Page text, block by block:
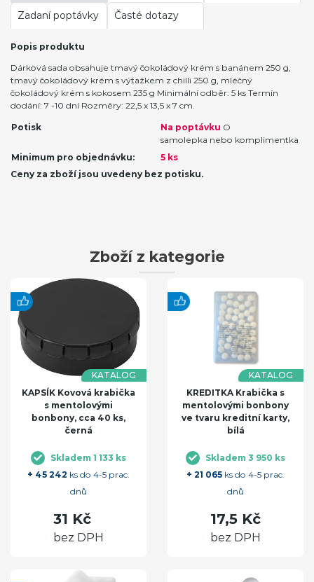
Zadaní poptávky Časté dotazy
Popis produktu
Dárková sada obsahuje tmavý čokoládový krém s banánem 250 g,
tmavý čokoládový krém s výtažkem z chilli 250 g, mléčný
čokoládový krém s kokosem 235 g Minimální odběr: 5 ks Termín
dodání: 7 -10 dní Rozměry: 22,5 x 13,5 x 7 cm.
Potisk Na poptávku O
samolepka nebo komplimentka
Minimum pro objednávku:
5 ks
Ceny za zboží jsou uvedeny bez potisku.
Zboží z kategorie
KATALOG
KAPSÍK Kovová krabička
s mentolovými
bonbony, cca 40 ks,
černá
Skladem 1 133 ks
+ 45 242 ks do 4-5 prac.
dnů
31 Kč
bez DPH
KATALOG
KREDITKA Krabička s
mentolovými bonbony
ve tvaru kreditní karty,
bílá
Skladem 3 950 ks
+ 21 065 ks do 4-5 prac.
dnů
17,5 Kč
bez DPH